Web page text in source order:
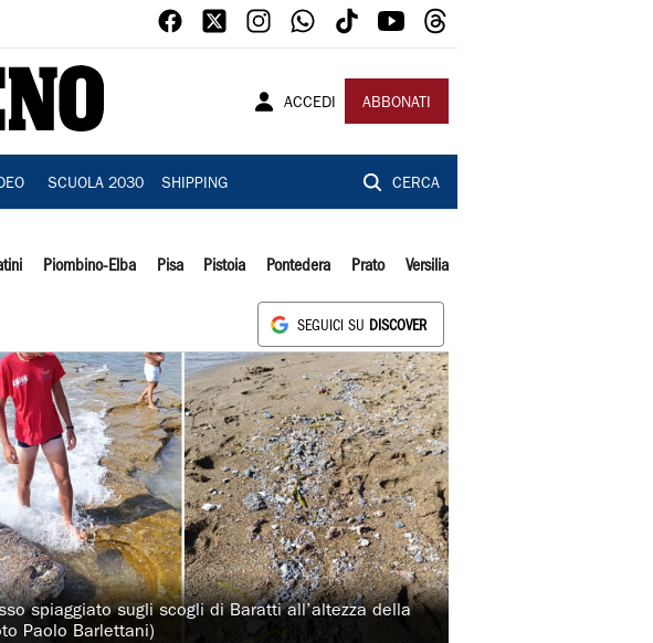
ACCEDI ABBONATI
SCUOLA 2030 SHIPPING CERCA
Piombino-Elba Pisa Pistoia Pontedera Prato Versilia
SEGUICI SU DISCOVER
spiaggiato sugli scogli di Baratti all’altezza della
Paolo Barlettani)